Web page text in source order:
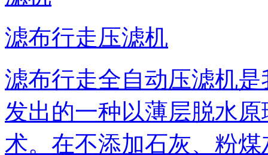
滤布行走压滤机
滤布行走全自动压滤机
发出的一种以薄层脱水
术。在不添加石灰、粉